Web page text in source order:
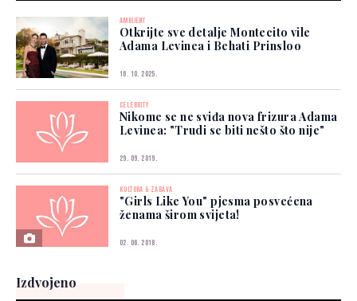
AMBIJENT
Otkrijte sve detalje Montecito vile
Adama Levinea i Behati Prinsloo
16. 10. 2025.
CELEBRITY
Nikome se ne sviđa nova frizura Adama
Levinea: "Trudi se biti nešto što nije"
29. 09. 2019.
KULTURA & ZABAVA
"Girls Like You" pjesma posvećena
ženama širom svijeta!
02. 06. 2018.
Izdvojeno